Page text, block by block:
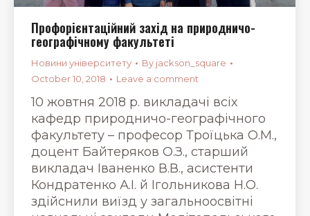
Профорієнтаційний захід на природничо-
географічному факультеті
Новини університету By jackson_square
October 10, 2018
Leave a comment
10 жовтня 2018 р. викладачі всіх
кафедр природничо-географічного
факультету – професор Троїцька О.М.,
доцент Байтеряков О.З., старший
викладач Іваненко В.В., асистенти
Кондратенко А.І. й Ігольникова Н.О.
здійснили виїзд у загальноосвітні